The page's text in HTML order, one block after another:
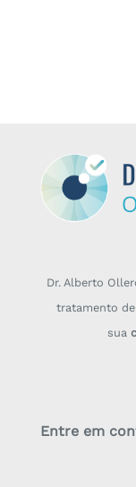
Dr. Alberto
tratamento
sua
Entre em